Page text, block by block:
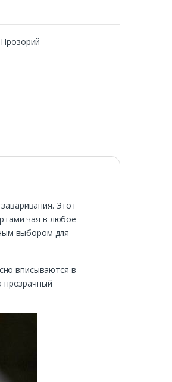
Этот
чая в любое
выбором для
вписываются в
прозрачный